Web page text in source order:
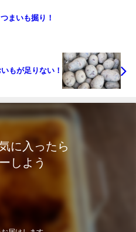
まいも掘り！
いもが足りない！
に入ったら
しよう